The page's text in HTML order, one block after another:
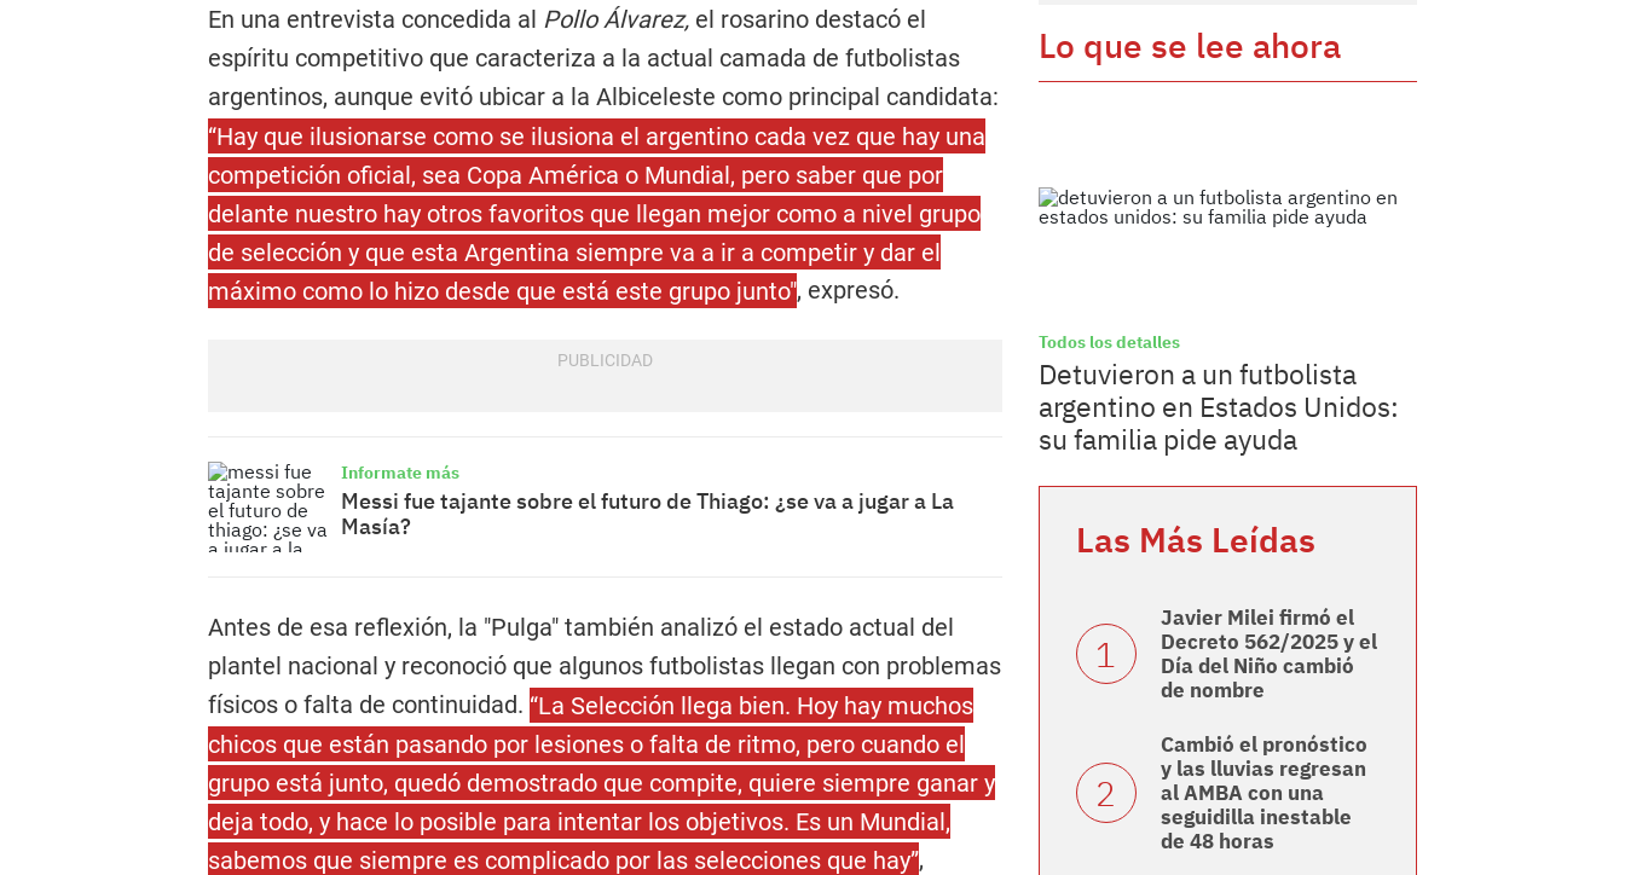
En una entrevista concedida al Pollo Álvarez, el rosarino destacó el
espíritu competitivo que caracteriza a la actual camada de futbolistas
argentinos, aunque evitó ubicar a la Albiceleste como principal candidata:
“Hay que ilusionarse como se ilusiona el argentino cada vez que hay una
competición oficial, sea Copa América o Mundial, pero saber que por
delante nuestro hay otros favoritos que llegan mejor como a nivel grupo
de selección y que esta Argentina siempre va a ir a competir y dar el
máximo como lo hizo desde que está este grupo junto", expresó.
Informate más
Messi fue tajante sobre el futuro de Thiago: ¿se va a jugar a La
Masía?
Antes de esa reflexión, la "Pulga" también analizó el estado actual del
plantel nacional y reconoció que algunos futbolistas llegan con problemas
físicos o falta de continuidad. “La Selección llega bien. Hoy hay muchos
chicos que están pasando por lesiones o falta de ritmo, pero cuando el
grupo está junto, quedó demostrado que compite, quiere siempre ganar y
deja todo, y hace lo posible para intentar los objetivos. Es un Mundial,
sabemos que siempre es complicado por las selecciones que hay”,
Lo que se lee ahora
Todos los detalles
Detuvieron a un futbolista
argentino en Estados Unidos:
su familia pide ayuda
Las Más Leídas
Javier Milei firmó el
Decreto 562/2025 y el
Día del Niño cambió
de nombre
Cambió el pronóstico
y las lluvias regresan
al AMBA con una
seguidilla inestable
de 48 horas